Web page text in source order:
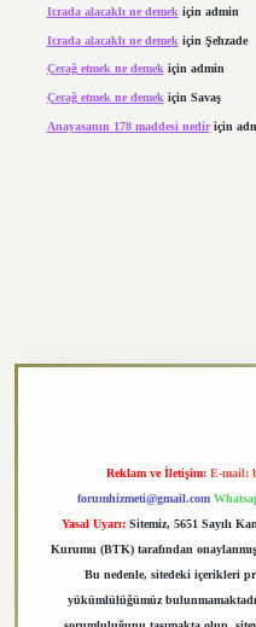
Icrada alacaklı ne demek için admin
Icrada alacaklı ne demek için Şehzade
Çerağ etmek ne demekiçin admin
Çerağ etmek ne demek için Savaş
Anayasanın 178 maddesi nediriçin
Reklam ve İletişim: E-mail:
forumhizmeti@gmail.com
Yasal Uyarı: Sitemiz, 5651 Sayılı
Kurumu (BTK) tarafından
Bu nedenle, sitedeki içerikleri
yükümlülüğümüz